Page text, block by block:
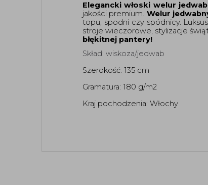
Elegancki włoski welur
jakości premium. Welur
topu, spodni czy spódnicy.
stroje wieczorowe, stylizacje
błękitnej pantery!
Skład: wiskoza/jedwab
Szerokość: 135 cm
Gramatura: 180 g/m2
Kraj pochodzenia: Włochy